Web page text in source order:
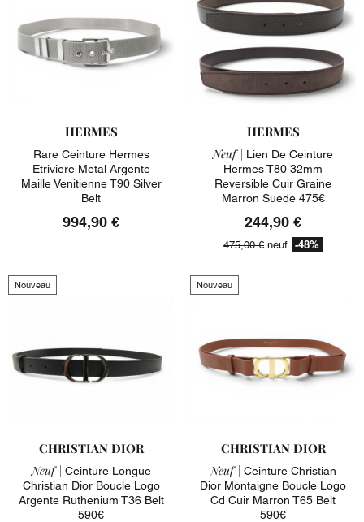
HERMES
Rare Ceinture Hermes
Etriviere Metal Argente
Maille Venitienne T90 Silver
Belt
994,90 €
HERMES
Neuf | Lien De Ceinture
Hermes T80 32mm
Reversible Cuir Graine
Marron Suede 475€
244,90 €
475,00 € neuf -48%
Nouveau
CHRISTIAN DIOR
Neuf | Ceinture Longue
Christian Dior Boucle Logo
Argente Ruthenium T36 Belt
590€
Nouveau
CHRISTIAN DIOR
Neuf | Ceinture Christian
Dior Montaigne Boucle Logo
Cd Cuir Marron T65 Belt
590€